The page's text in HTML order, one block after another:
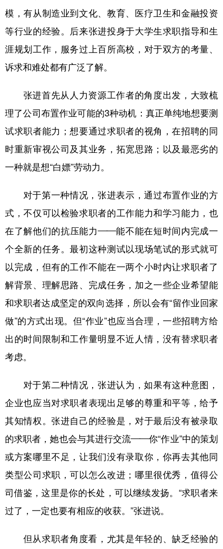
模，有从制造业到文化、教育、医疗卫生和金融投资
等行业的经验。后来张进投身于大学生求职指导和生
涯规划工作，服务过上百所高校，对于双方的考量、
诉求和难处都有广泛了解。
张进首先从人力资源工作者的角度出发，大致梳
理了公司布置作业可能的3种动机：真正单纯地想要测
试求职者能力；想要通过求职者的视角，在招聘的同
时重新审视公司及其业务，拓宽思路；以及最恶劣的
一种就是想“白嫖”劳动力。
对于第一种情况，张进表示，通过布置作业的方
式，不仅可以检验求职者的工作能力和学习能力，也
在了解他们的抗压能力——能不能在短时间内完成一
个全新的任务。最初这种测试以现场笔试的形式就可
以完成，但有的工作不能在一两个小时内让求职者了
解背景、理解思路、完成任务，加之一些企业希望能
和求职者达成坚定的双向选择，所以会有“留作业回家
做”的方式出现。但“作业”也应当合理，一些招聘方给
出的时间限制和工作量明显不近人情，没有替求职者
考虑。
对于第二种情况，张进认为，如果有这种意图，
企业也应当对求职者表现出足够的尊重和平等，给予
其知情权。张进自己的经验是，对于最后没有被录取
的求职者，她也会与其进行交流——你“作业”中的策划
或方案哪里不足，让我们没有录取你，你再去其他同
类型公司求职，可以怎么改进；哪里很优秀，值得公
司借鉴，这里是你的长处，可以继续发扬。“求职者来
过了，一定也要有相应的收获。”张进说。
但从求职者角度看，尤其是年轻的、缺乏经验的